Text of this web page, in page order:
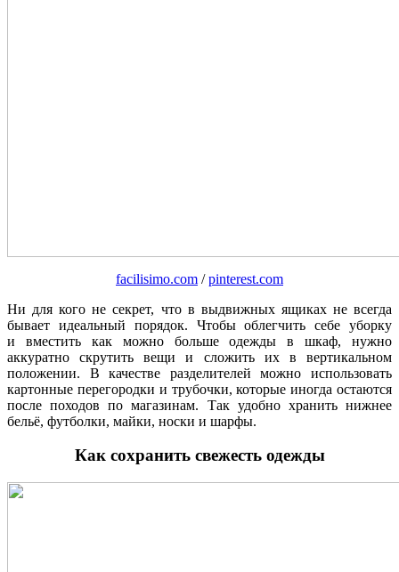
facilisimo.com /pinterest.com
Ни для кого не секрет, что в выдвижных ящиках не всегда
бывает идеальный порядок. Чтобы облегчить себе уборку
и вместить как можно больше одежды в шкаф, нужно
аккуратно скрутить вещи и сложить их в вертикальном
положении. В качестве разделителей можно использовать
картонные перегородки и трубочки, которые иногда остаются
после походов по магазинам. Так удобно хранить нижнее
бельё, футболки, майки, носки и шарфы.
Как сохранить свежесть одежды